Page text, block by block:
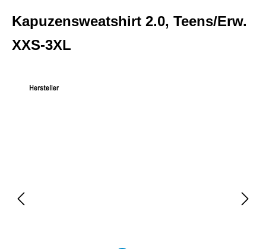
Kapuzensweatshirt 2.0, Teens/Erw.
XXS-3XL